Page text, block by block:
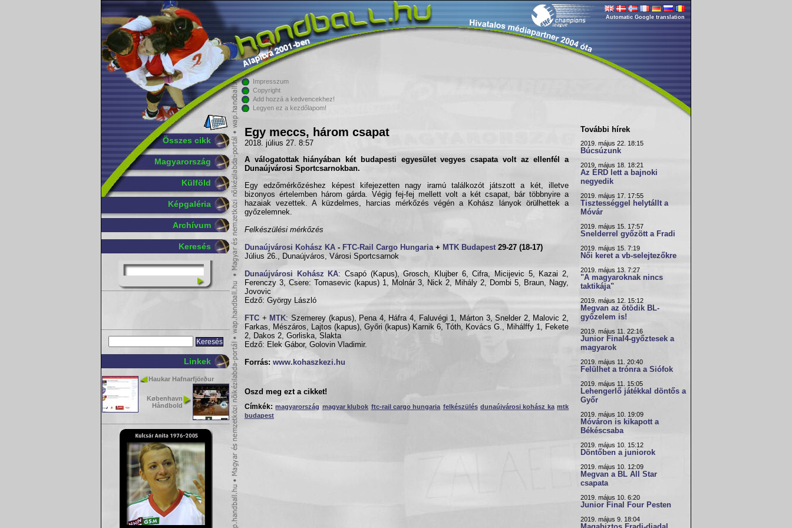
Összes cikk
Magyarország
Külföld
Képgaléria
Archívum
Keresés
Linkek
Haukar Hafnarfjörður
København
Håndbold
Automatic Google translation
Impresszum
Copyright
Add hozzá a kedvencekhez!
Legyen ez a kezdőlapom!
Egy meccs, három csapat
2018. július 27. 8:57
A válogatottak hiányában két budapesti egyesület vegyes csapata volt az ellenfél a
Dunaújvárosi Sportcsarnokban.
Egy edzőmérkőzéshez képest kifejezetten nagy iramú találkozót játszott a két, illetve
bizonyos értelemben három gárda. Végig fej-fej mellett volt a két csapat, bár többnyire a
hazaiak vezettek. A küzdelmes, harcias mérkőzés végén a Kohász lányok örülhettek a
győzelemnek.
Felkészülési mérkőzés
Dunaújvárosi Kohász KA - FTC-Rail Cargo Hungaria + MTK Budapest 29-27 (18-17)
Július 26., Dunaújváros, Városi Sportcsarnok
Dunaújvárosi Kohász KA: Csapó (Kapus), Grosch, Klujber 6, Cifra, Micijevic 5, Kazai 2,
Ferenczy 3, Csere: Tomasevic (kapus) 1, Molnár 3, Nick 2, Mihály 2, Dombi 5, Braun, Nagy,
Jovovic
Edző: György László
FTC + MTK: Szemerey (kapus), Pena 4, Háfra 4, Faluvégi 1, Márton 3, Snelder 2, Malovic 2,
Farkas, Mészáros, Lajtos (kapus), Győri (kapus) Karnik 6, Tóth, Kovács G., Mihálffy 1, Fekete
2, Dakos 2, Gorliska, Slakta
Edző: Elek Gábor, Golovin Vladimir.
Forrás: www.kohaszkezi.hu
Oszd meg ezt a cikket!
Címkék: magyarország magyar klubok ftc-rail cargo hungaria felkészülés dunaújvárosi kohász ka mtk
budapest
További hírek
2019. május 22. 18:15
Búcsúzunk
2019. május 18. 18:21
Az ÉRD lett a bajnoki
negyedik
2019. május 17. 17:55
Tisztességgel helytállt a
Móvár
2019. május 15. 17:57
Snelderrel győzött a Fradi
2019. május 15. 7:19
Női keret a vb-selejtezőkre
2019. május 13. 7:27
"A magyaroknak nincs
taktikája"
2019. május 12. 15:12
Megvan az ötödik BL-
győzelem is!
2019. május 11. 22:16
Junior Final4-győztesek a
magyarok
2019. május 11. 20:40
Felülhet a trónra a Siófok
2019. május 11. 15:05
Lehengerlő játékkal döntős a
Győr
2019. május 10. 19:09
Móváron is kikapott a
Békéscsaba
2019. május 10. 15:12
Döntőben a juniorok
2019. május 10. 12:09
Megvan a BL All Star
csapata
2019. május 10. 6:20
Junior Final Four Pesten
2019. május 9. 18:04